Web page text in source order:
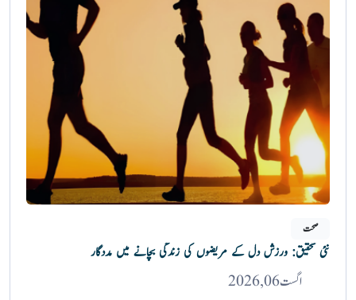
صحت
نئی تحقیق: ورزش دل کے مریضوں کی زندگی بچانے میں مددگار
اگست 06, 2026